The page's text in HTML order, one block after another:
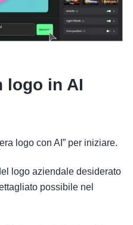
logo in AI
logo con AI” per iniziare.
logo aziendale desiderato
possibile nel